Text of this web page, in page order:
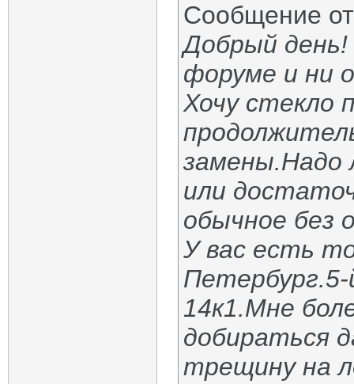
Сообщение
Добрый день!
форуме и ни
Хочу стекло
замены.Надо
или
обычное без
У вас есть
14к1.Мне
добираться
трещину на